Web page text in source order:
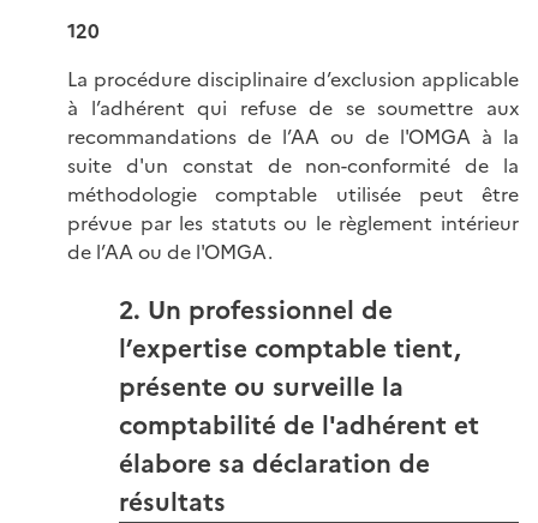
120
La procédure disciplinaire d’exclusion applicable
à l’adhérent qui refuse de se soumettre aux
recommandations de l’AA ou de l'OMGA à la
suite d'un constat de non-conformité de la
méthodologie comptable utilisée peut être
prévue par les statuts ou le règlement intérieur
de l’AA ou de l'OMGA.
2. Un professionnel de
l’expertise comptable tient,
présente ou surveille la
comptabilité de l'adhérent et
élabore sa déclaration de
résultats